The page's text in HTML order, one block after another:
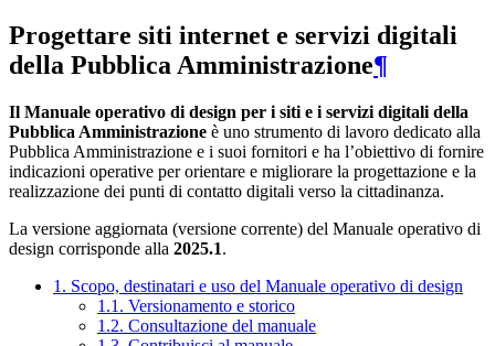
Progettare siti internet e servizi digitali
della Pubblica Amministrazione¶
Il Manuale operativo di design per i siti e i servizi digitali della
Pubblica Amministrazione è uno strumento di lavoro dedicato alla
Pubblica Amministrazione e i suoi fornitori e ha l’obiettivo di fornire
indicazioni operative per orientare e migliorare la progettazione e la
realizzazione dei punti di contatto digitali verso la cittadinanza.
La versione aggiornata (versione corrente) del Manuale operativo di
design corrisponde alla 2025.1.
1. Scopo, destinatari e uso del Manuale operativo di design
1.1. Versionamento e storico
1.2. Consultazione del manuale